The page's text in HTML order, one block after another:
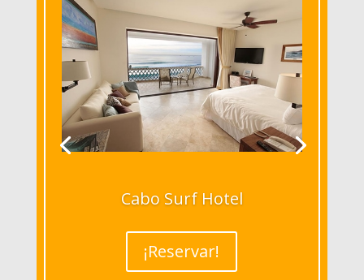
Cabo Surf Hotel
¡Reservar!